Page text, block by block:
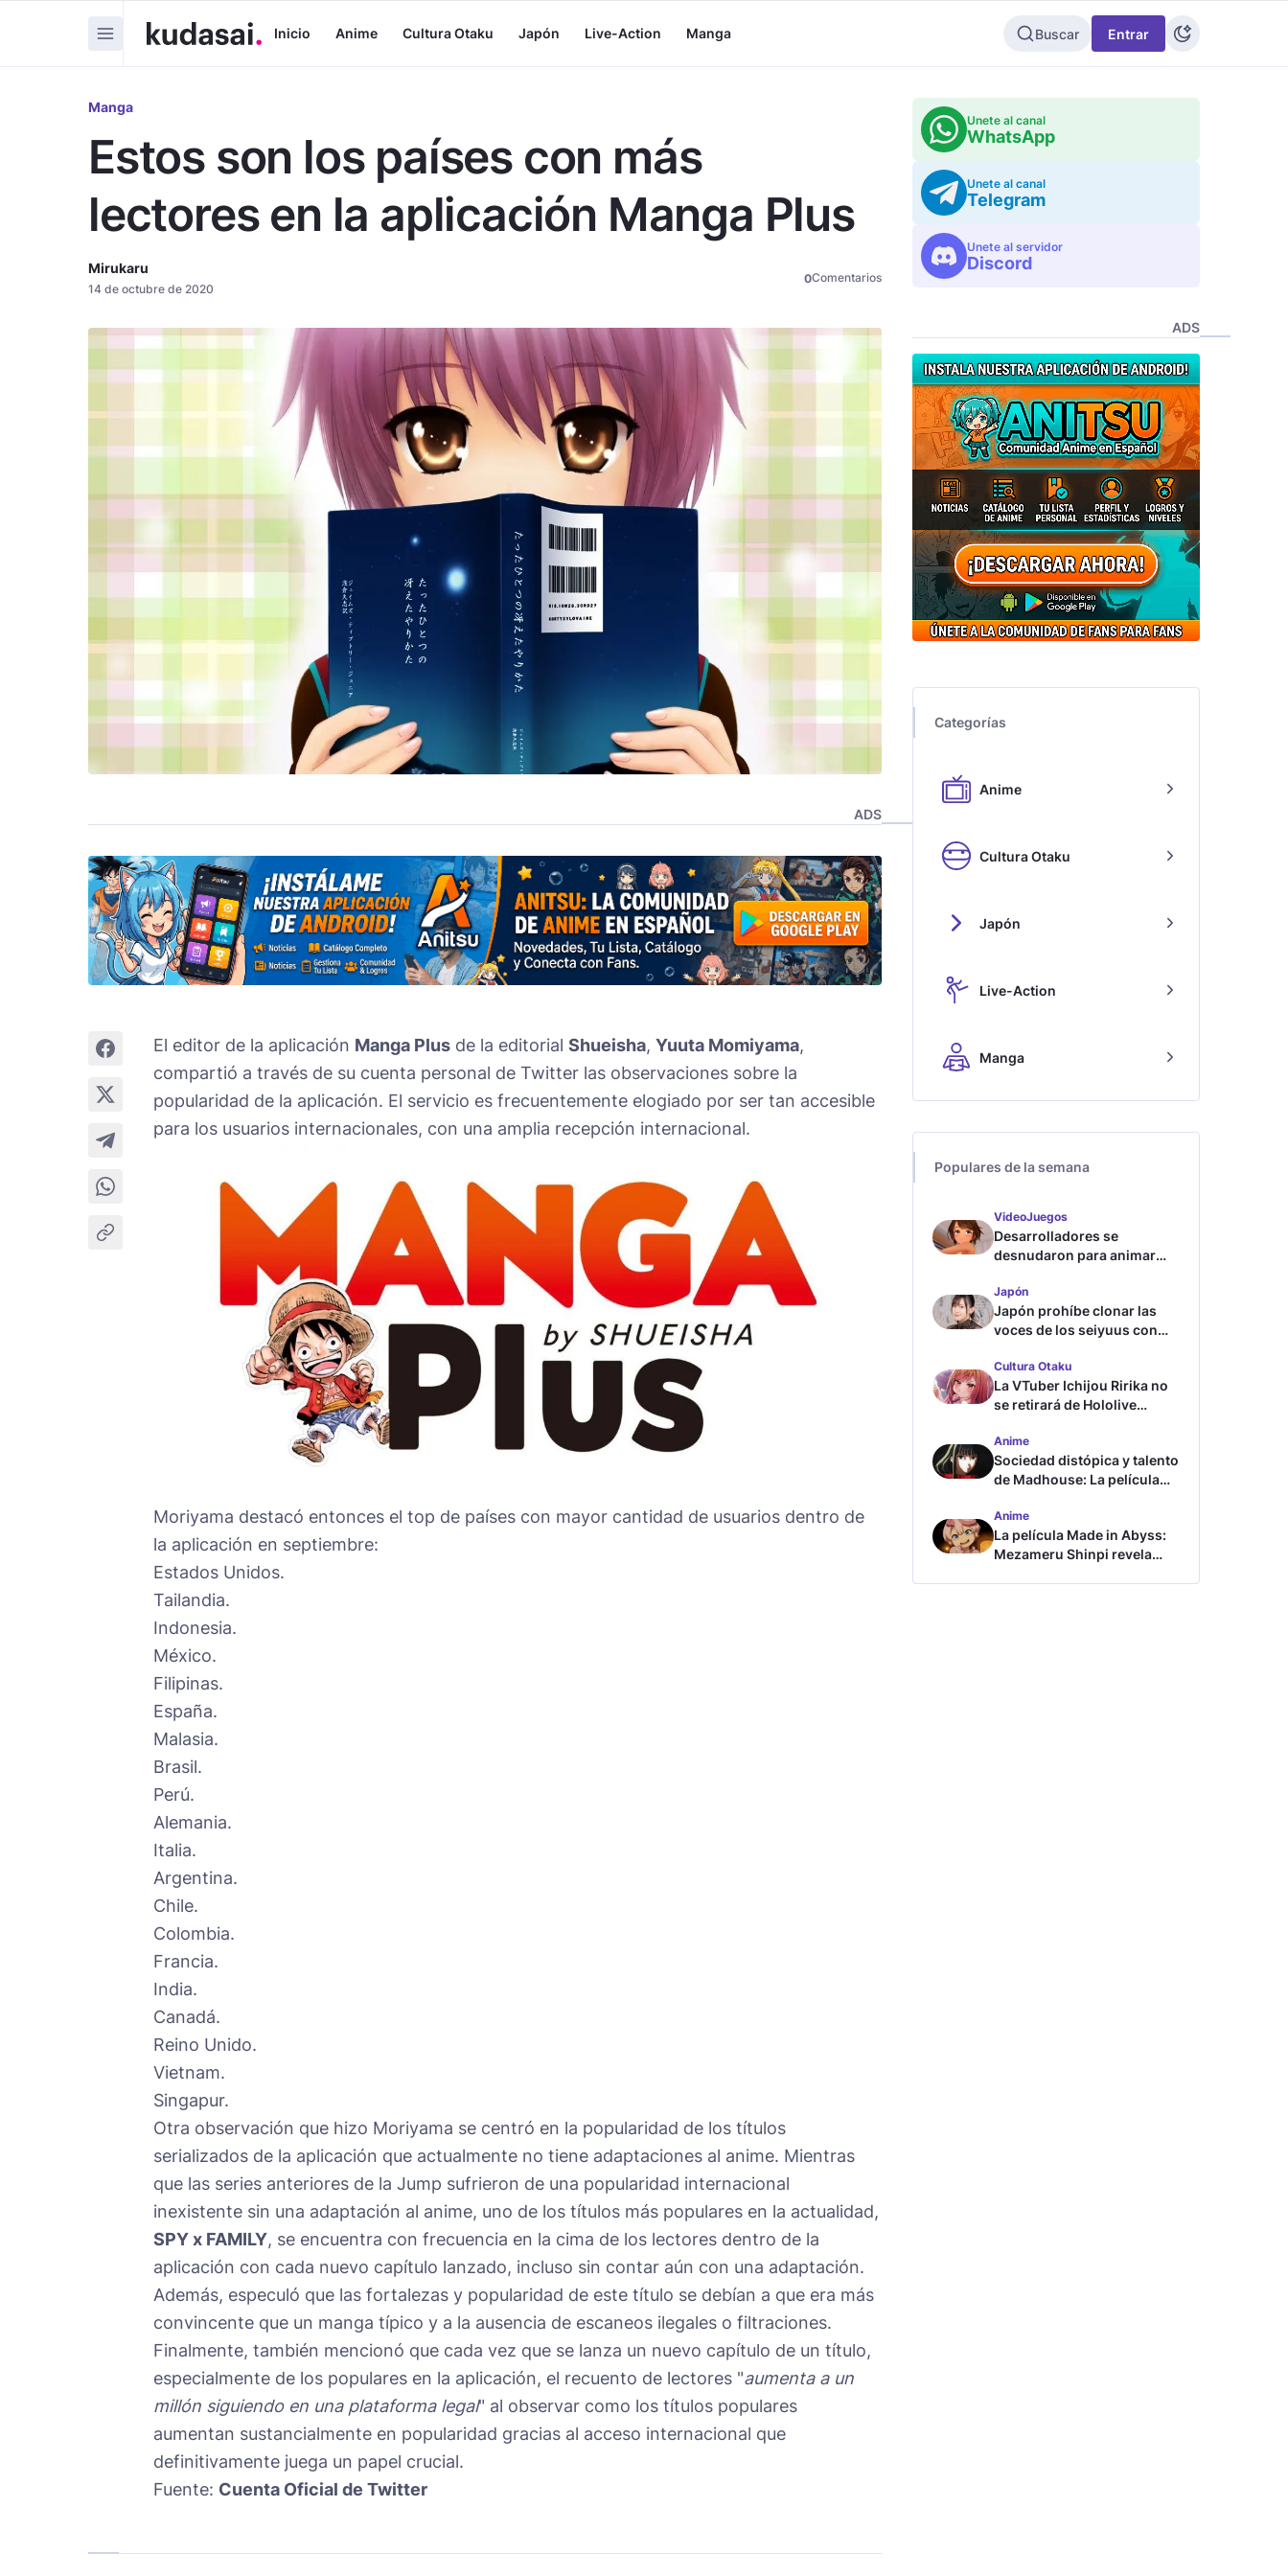
Inicio Anime Cultura Otaku Japón Live-Action Manga Buscar Entrar
Manga
Estos son los países con más
lectores en la aplicación Manga Plus
Mirukaru
14 de octubre de 2020
0Comentarios
ADS
El editor de la aplicación Manga Plus de la editorial Shueisha, Yuuta Momiyama,
compartió a través de su cuenta personal de Twitter las observaciones sobre la
popularidad de la aplicación. El servicio es frecuentemente elogiado por ser tan accesible
para los usuarios internacionales, con una amplia recepción internacional.
Moriyama destacó entonces el top de países con mayor cantidad de usuarios dentro de
la aplicación en septiembre:
Estados Unidos.
Tailandia.
Indonesia.
México.
Filipinas.
España.
Malasia.
Brasil.
Perú.
Alemania.
Italia.
Argentina.
Chile.
Colombia.
Francia.
India.
Canadá.
Reino Unido.
Vietnam.
Singapur.
Otra observación que hizo Moriyama se centró en la popularidad de los títulos
serializados de la aplicación que actualmente no tiene adaptaciones al anime. Mientras
que las series anteriores de la Jump sufrieron de una popularidad internacional
inexistente sin una adaptación al anime, uno de los títulos más populares en la actualidad,
SPY x FAMILY, se encuentra con frecuencia en la cima de los lectores dentro de la
aplicación con cada nuevo capítulo lanzado, incluso sin contar aún con una adaptación.
Además, especuló que las fortalezas y popularidad de este título se debían a que era más
convincente que un manga típico y a la ausencia de escaneos ilegales o filtraciones.
Finalmente, también mencionó que cada vez que se lanza un nuevo capítulo de un título,
especialmente de los populares en la aplicación, el recuento de lectores "aumenta a un
millón siguiendo en una plataforma legal" al observar como los títulos populares
aumentan sustancialmente en popularidad gracias al acceso internacional que
definitivamente juega un papel crucial.
Fuente: Cuenta Oficial de Twitter
Unete al canal
WhatsApp
Unete al canal
Telegram
Unete al servidor
Discord
ADS
Categorías
Anime
Cultura Otaku
Japón
Live-Action
Manga
Populares de la semana
VideoJuegos
Desarrolladores se
desnudaron para animar
Japón
Japón prohíbe clonar las
voces de los seiyuus con
Cultura Otaku
La VTuber Ichijou Ririka no
se retirará de Hololive
Anime
Sociedad distópica y talento
de Madhouse: La película
tráiler
Anime
La película Made in Abyss:
Mezameru Shinpi revela